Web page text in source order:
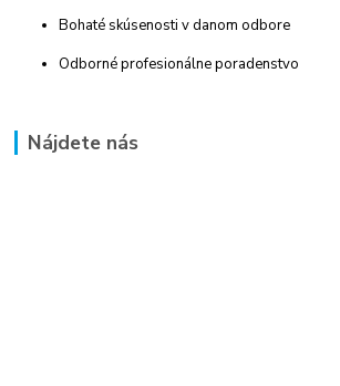
Bohaté skúsenosti v danom odbore
Odborné profesionálne poradenstvo
Nájdete nás